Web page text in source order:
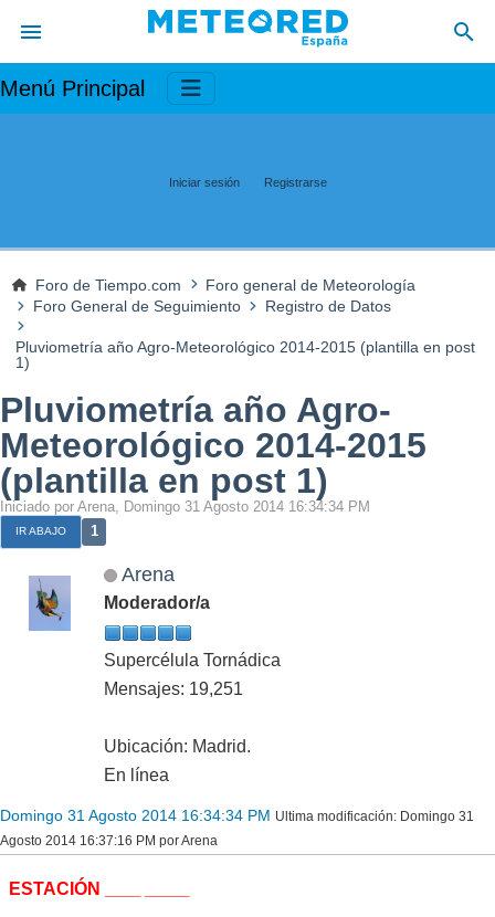
Menú Principal
Iniciar sesión Registrarse
Foro de Tiempo.com
Foro general de Meteorología
Foro General de Seguimiento
Registro de Datos
Pluviometría año Agro-Meteorológico 2014-2015 (plantilla en post
1)
Pluviometría año Agro-
Meteorológico 2014-2015
(plantilla en post 1)
Iniciado por Arena, Domingo 31 Agosto 2014 16:34:34 PM
IR ABAJO 1
Arena
Moderador/a
Supercélula Tornádica
Mensajes: 19,251
Ubicación: Madrid.
En línea
Domingo 31 Agosto 2014 16:34:34 PM Ultima modificación: Domingo 31
Agosto 2014 16:37:16 PM por Arena
ESTACIÓN